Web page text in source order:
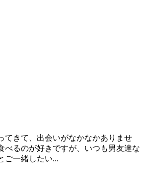
てきて、出会いがなかなかありませ
べるのが好きですが、いつも男友達な
ご一緒したい...